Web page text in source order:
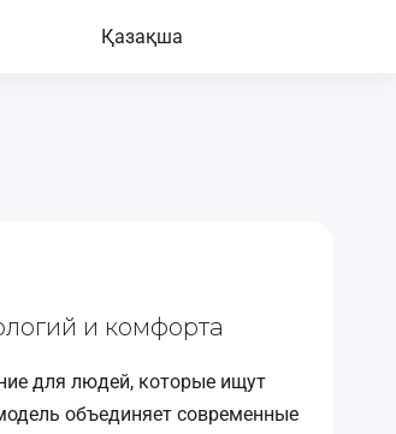
Қазақша
и комфорта
для людей, которые ищут
объединяет современные